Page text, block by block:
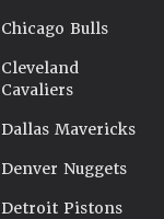
Chicago Bulls
Cleveland
Cavaliers
Dallas Mavericks
Denver Nuggets
Detroit Pistons